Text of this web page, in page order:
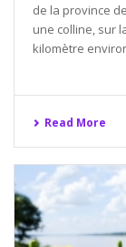
de la province
une colline, sur
kilomètre
Read More